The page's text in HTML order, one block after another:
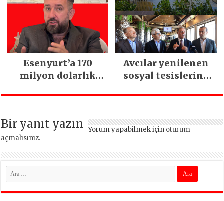
Esenyurt’a 170
milyon dolarlık
İstanbul’un tek
Avcılar yenilenen
sosyal tesislerine
Bir yanıt yazın Yorum yapabilmek için oturum
açmalısınız.